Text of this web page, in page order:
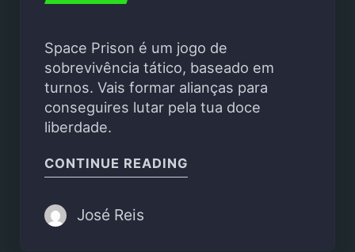
Space Prison é um jogo de
sobrevivência tático, baseado em
turnos. Vais formar alianças para
conseguires lutar pela tua doce
liberdade.
CONTINUE READING
José Reis